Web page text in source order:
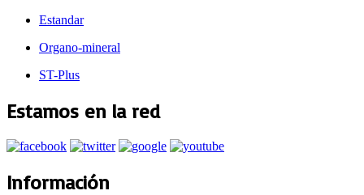
Estandar
Organo-mineral
ST-Plus
Estamos en la red
Información